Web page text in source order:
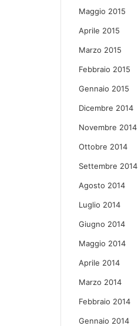
Maggio 2015
Aprile 2015
Marzo 2015
Febbraio 2015
Gennaio 2015
Dicembre 2014
Novembre 2014
Ottobre 2014
Settembre 2014
Agosto 2014
Luglio 2014
Giugno 2014
Maggio 2014
Aprile 2014
Marzo 2014
Febbraio 2014
Gennaio 2014